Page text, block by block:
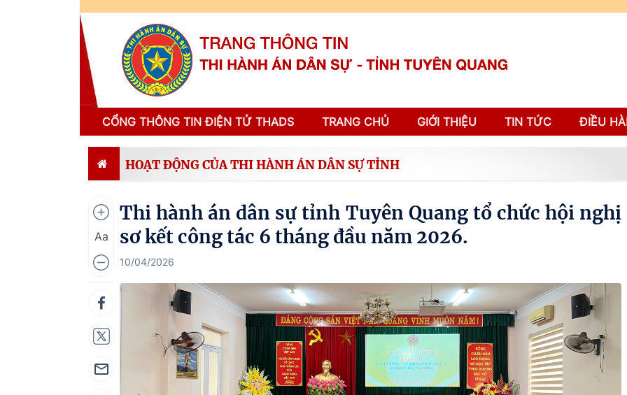
CỔNG THÔNG TIN ĐIỆN TỬ THADS TRANG CHỦ GIỚI THIỆU TIN TỨC ĐIỀU
HOẠT ĐỘNG CỦA THI HÀNH ÁN DÂN SỰ TỈNH
Aa
Thi hành án dân sự tỉnh Tuyên Quang tổ chức hội nghị
sơ kết công tác 6 tháng đầu năm 2026.
10/04/2026